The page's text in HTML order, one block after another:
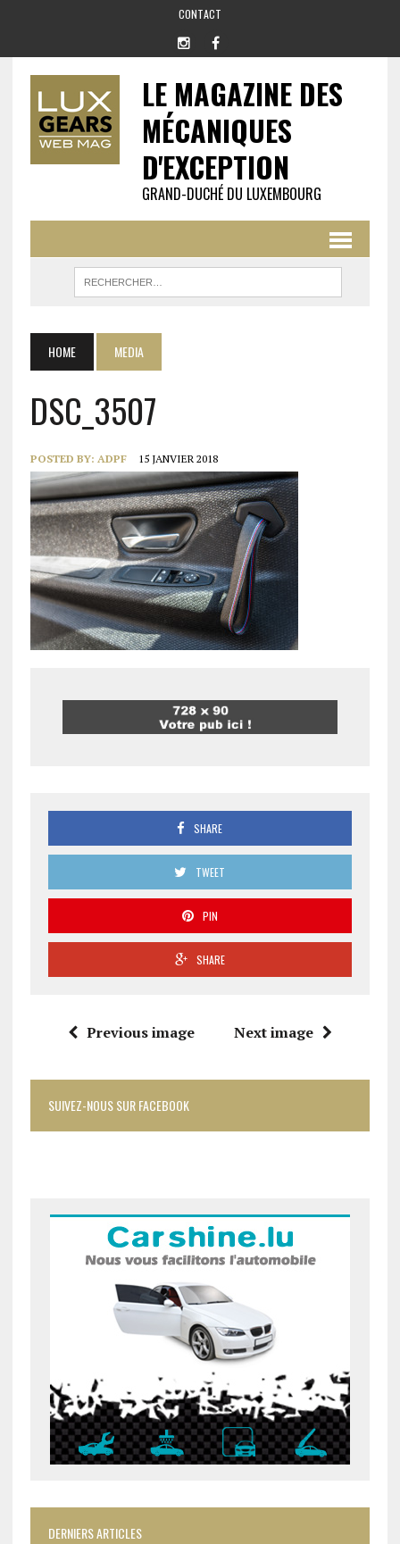
CONTACT
LE MAGAZINE DES
MÉCANIQUES
D'EXCEPTION
GRAND-DUCHÉ DU LUXEMBOURG
HOME MEDIA
DSC_3507
POSTED BY: ADPF 15 JANVIER 2018
SHARE
TWEET
PIN
SHARE
Previous image Next image
SUIVEZ-NOUS SUR FACEBOOK
DERNIERS ARTICLES